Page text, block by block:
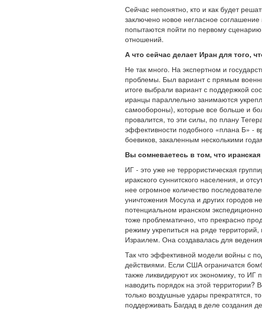
Сейчас непонятно, кто и как будет
заключено новое негласное
попытаются пойти по первому
отношений.
А что сейчас делает Иран для того,
Не так много. На экспертном и
проблемы. Был вариант с прямым
итоге выбрали вариант с поддержкой
иранцы параллельно занимаются
самообороны), которые все больше и
провалится, то эти силы, по плану
эффективности подобного «плана Б» -
боевиков, закаленным несколькими
Вы сомневаетесь в том, что
ИГ - это уже не террористическая
иракского суннитского населения, и
нее огромное количество
уничтожения Мосула и других городов
потенциальном иранском
тоже проблематично, что прекрасно
режиму укрепиться на ряде
Израилем. Она создавалась для
Так что эффективной модели войны с
действиями. Если США ограничатся
также ликвидируют их экономику, то ИГ
наводить порядок на этой территории?
только воздушные удары прекратятся,
поддерживать Багдад в деле создания